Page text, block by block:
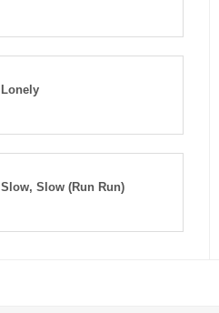
Lonely
Slow, Slow (Run Run)